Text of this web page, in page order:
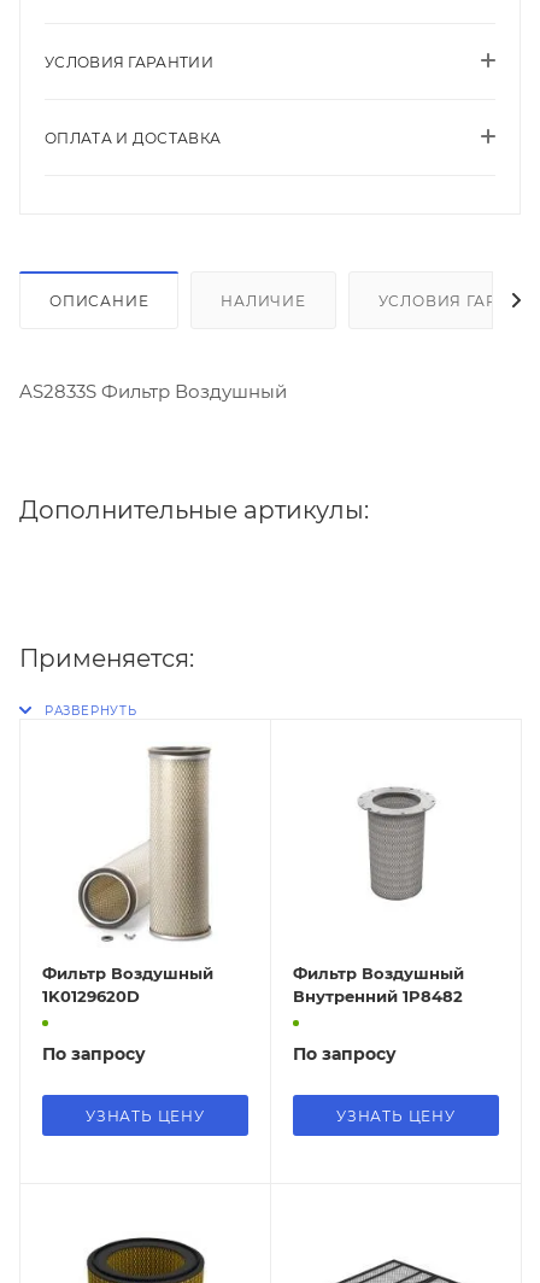
УСЛОВИЯ ГАРАНТИИ
ОПЛАТА И ДОСТАВКА
ОПИСАНИЕ НАЛИЧИЕ УСЛОВИЯ
AS2833S Фильтр Воздушный
Дополнительные артикулы:
Применяется:
Фильтр Воздушный
1K0129620D
По запросу
УЗНАТЬ ЦЕНУ
Фильтр Воздушный
Внутренний 1P8482
По запросу
УЗНАТЬ ЦЕНУ